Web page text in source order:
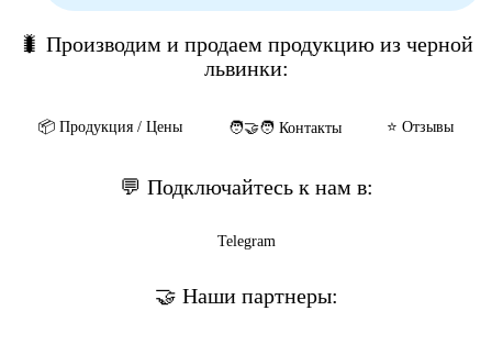
🐛 Производим и продаем продукцию из черной
львинки:
📦️ Продукция / Цены 🧑‍🤝‍🧑 Контакты ⭐️ Отзывы
💬 Подключайтесь к нам в:
Telegram
🤝 Наши партнеры: